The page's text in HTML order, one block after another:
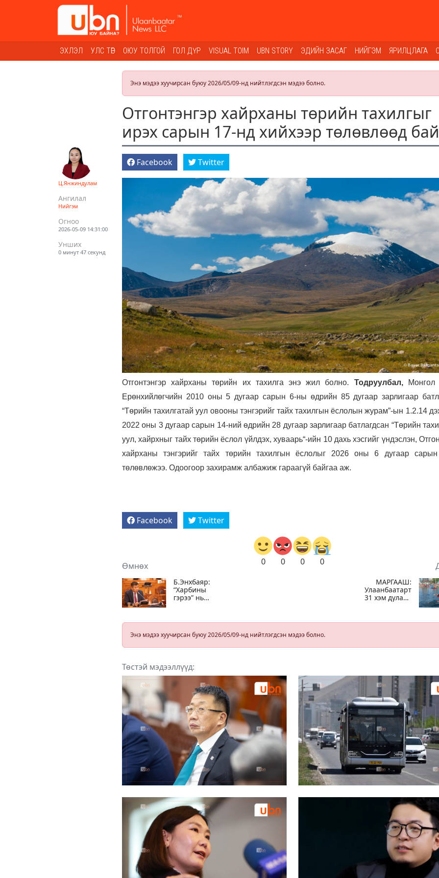
ЭХЛЭЛ УЛС ТӨР ОЮУ ТОЛГОЙ ГОЛ ДҮР VISUAL TOIM UBN STORY ЭДИЙН ЗАСАГ НИЙГЭМ ЯРИЛЦЛАГА
Энэ мэдээ хуучирсан буюу 2026/05/09-нд нийтлэгдсэн мэдээ болно.
Отгонтэнгэр хайрханы төрийн тахилгыг
ирэх сарын 17-нд хийхээр төлөвлөөд
Ц.Янжиндулам
Ангилал
Нийгэм
Огноо
2026-05-09 14:31:00
Унших
0 минут 47 секунд
Facebook Twitter
Отгонтэнгэр хайрханы төрийн их тахилга энэ жил болно. Тодруулбал,
Монгол
Ерөнхийлөгчийн 2010 оны 5 дугаар сарын 6-ны өдрийн 85 дугаар зарлигаар
“Төрийн тахилгатай уул овооны тэнгэрийг тайх тахилгын ёслолын журам”-ын 1.2.14
2022 оны 3 дугаар сарын 14-ний өдрийн 28 дугаар зарлигаар батлагдсан “Төрийн
уул, хайрхныг тайх төрийн ёслол үйлдэх, хуваарь“-ийн 10 дахь хэсгийг үндэслэн,
хайрханы тэнгэрийг тайх төрийн тахилгын ёслолыг 2026 оны 6 дугаар
төлөвлөжээ. Одоогоор захирамж албажиж гараагүй байгаа аж.
Facebook Twitter
0 0 0 0
Өмнөх
Б.Энхбаяр:
“Харбины
гэрээ” нь
хамаарахгүй
МАРГААШ:
Улаанбаатарт
31 хэм дулаан
Энэ мэдээ хуучирсан буюу 2026/05/09-нд нийтлэгдсэн мэдээ болно.
Төстэй мэдээллүүд: